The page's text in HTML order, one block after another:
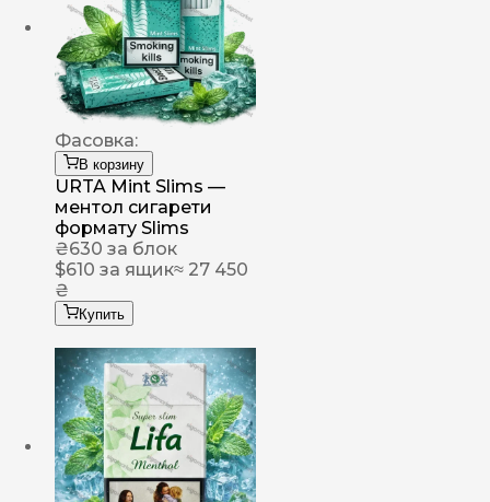
Фасовка:
В корзину
URTA Mint Slims —
ментол сигарети
формату Slims
₴630 за блок
$610 за ящик≈ 27 450
₴
Купить